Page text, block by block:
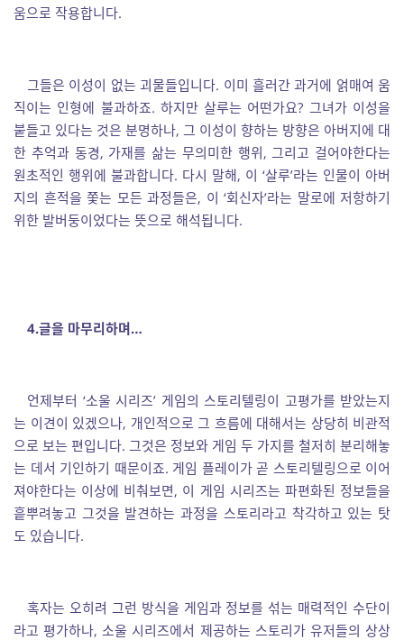
움으로 작용합니다.
그들은 이성이 없는 괴물들입니다. 이미 흘러간 과거에 얽매여 움
직이는 인형에 불과하죠. 하지만 살루는 어떤가요? 그녀가 이성을
붙들고 있다는 것은 분명하나, 그 이성이 향하는 방향은 아버지에 대
한 추억과 동경, 가재를 삶는 무의미한 행위, 그리고 걸어야한다는
원초적인 행위에 불과합니다. 다시 말해, 이 ‘살루’라는 인물이 아버
지의 흔적을 쫓는 모든 과정들은, 이 ‘회신자’라는 말로에 저항하기
위한 발버둥이었다는 뜻으로 해석됩니다.
4.글을 마무리하며…
언제부터 ‘소울 시리즈’ 게임의 스토리텔링이 고평가를 받았는지
는 이견이 있겠으나, 개인적으로 그 흐름에 대해서는 상당히 비관적
으로 보는 편입니다. 그것은 정보와 게임 두 가지를 철저히 분리해놓
는 데서 기인하기 때문이죠. 게임 플레이가 곧 스토리텔링으로 이어
져야한다는 이상에 비춰보면, 이 게임 시리즈는 파편화된 정보들을
흩뿌려놓고 그것을 발견하는 과정을 스토리라고 착각하고 있는 탓
도 있습니다.
혹자는 오히려 그런 방식을 게임과 정보를 섞는 매력적인 수단이
라고 평가하나, 소울 시리즈에서 제공하는 스토리가 유저들의 상상